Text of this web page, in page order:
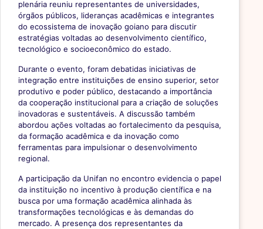
plenária reuniu representantes de universidades,
órgãos públicos, lideranças acadêmicas e integrantes
do ecossistema de inovação goiano para discutir
estratégias voltadas ao desenvolvimento científico,
tecnológico e socioeconômico do estado.
Durante o evento, foram debatidas iniciativas de
integração entre instituições de ensino superior, setor
produtivo e poder público, destacando a importância
da cooperação institucional para a criação de soluções
inovadoras e sustentáveis. A discussão também
abordou ações voltadas ao fortalecimento da pesquisa,
da formação acadêmica e da inovação como
ferramentas para impulsionar o desenvolvimento
regional.
A participação da Unifan no encontro evidencia o papel
da instituição no incentivo à produção científica e na
busca por uma formação acadêmica alinhada às
transformações tecnológicas e às demandas do
mercado. A presença dos representantes da